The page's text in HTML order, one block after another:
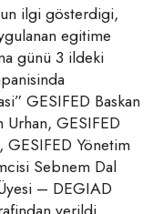
ilgi gösterdigi,
egitime
günü 3 ildeki
GESIFED Baskan
GESIFED
GESIFED Yönetim
Sebnem Dal
– DEGIAD